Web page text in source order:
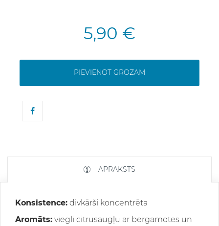
5,90 €
PIEVIENOT GROZAM
APRAKSTS
Konsistence: divkārši koncentrēta
Aromāts: viegli citrusaugļu ar bergamotes un